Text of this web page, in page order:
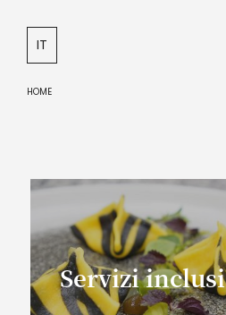
DE
IT
HOME
Servizi inclusi